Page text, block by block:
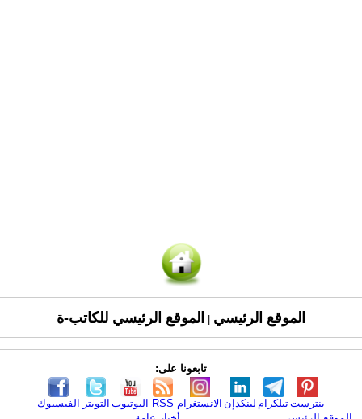
الموقع الرئيسي الموقع الرئيسي للكاتب-ة
تابعونا على:
الفيسبوك التويتر اليوتيوب RSS الانستغرام لينكدإن تيلكرامبنترست